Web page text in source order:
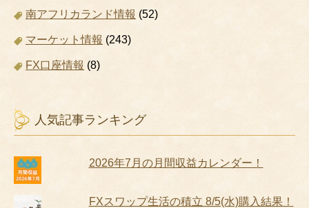
南アフリカランド情報 (52)
マーケット情報 (243)
FX口座情報 (8)
人気記事ランキング
2026年7月の月間収益カレンダー！
FXスワップ生活の積立 8/5(水)購入結果！